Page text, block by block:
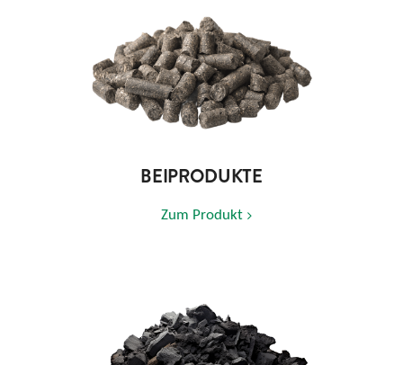
BEIPRODUKTE
Zum Produkt